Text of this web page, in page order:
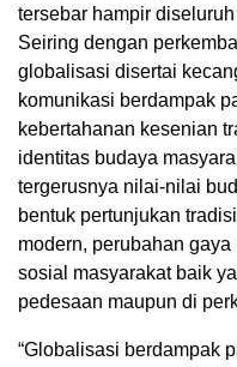
tersebar hampir
Seiring dengan
globalisasi disertai
komunikasi berdampak
kebertahanan kesenian
identitas budaya
tergerusnya nilai-nilai
bentuk pertunjukan
modern, perubahan
sosial masyarakat baik
pedesaan maupun di
“Globalisasi berdampak